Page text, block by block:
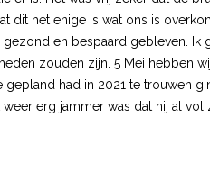
dit het enige is wat ons is
en bespaard gebleven. Ik
zouden zijn. 5 Mei hebben
had in 2021 te trouwen
erg jammer was dat hij al vol